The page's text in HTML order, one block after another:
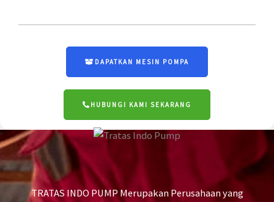
DAPATKAN MESIN POMPA
HUBUNGI KAMI SEKARANG
TRATAS INDO PUMP Merupakan Perusahaan yang